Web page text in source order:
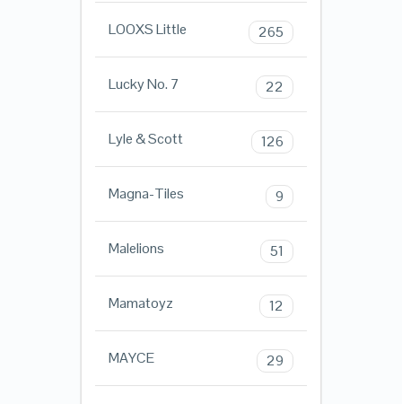
LOOXS Little 265
Lucky No. 7 22
Lyle & Scott 126
Magna-Tiles 9
Malelions 51
Mamatoyz 12
MAYCE 29